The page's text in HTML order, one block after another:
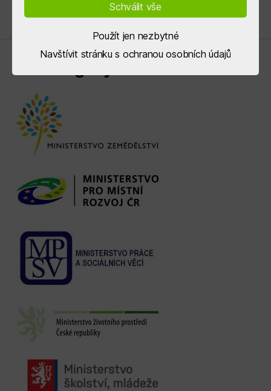
Řídící orgány
Schválit vše
Použít jen nezbytné
Navštívit stránku s ochranou osobních údajů